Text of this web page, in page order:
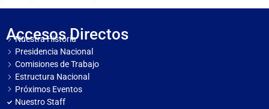
Accesos Directos
Nuestra Historia
Presidencia Nacional
Comisiones de Trabajo
Estructura Nacional
Próximos Eventos
Nuestro Staff